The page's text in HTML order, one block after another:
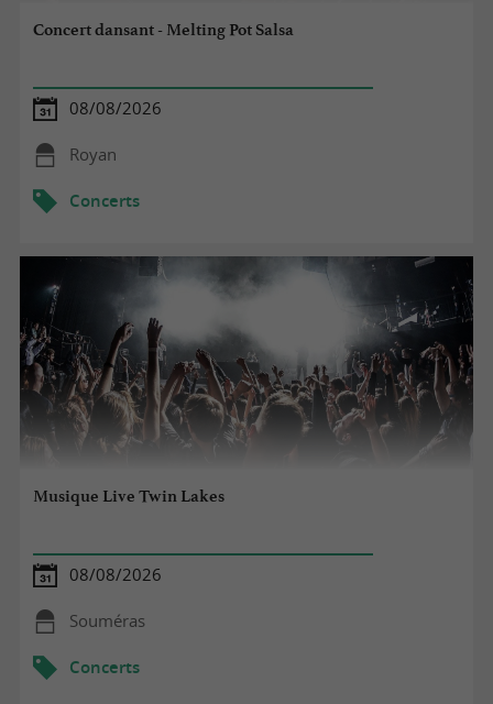
Concert dansant - Melting Pot Salsa
08/08/2026
Royan
Concerts
Musique Live Twin Lakes
08/08/2026
Souméras
Concerts